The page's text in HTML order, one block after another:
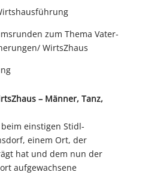
zum Thema Vater-
WirtsZhaus
– Männer, Tanz,
einstigen Stidl-
einem Ort, der
hat und dem nun der
aufgewachsene